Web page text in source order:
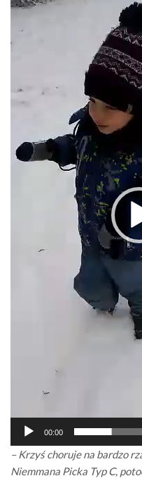
video
00:00
– Krzyś choruje na bardzo
Niemmana Picka Typ C,